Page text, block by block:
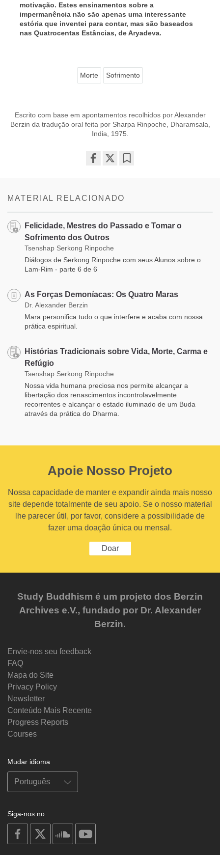
motivação. Estes ensinamentos sobre a
impermanência não são apenas uma interessante
estória que inventei para contar, mas são baseados
nas Quatrocentas Estâncias, de Aryadeva.
Morte Sofrimento
Escrito com base em apontamentos recolhidos por Alexander
Berzin da tradução oral feita por Sharpa Rinpoche, Dharamsala,
India, 1975.
MATERIAL RELACIONADO
Felicidade, Mestres do Passado e Tomar o
Sofrimento dos Outros
Tsenshap Serkong Rinpoche
Diálogos de Serkong Rinpoche com seus Alunos sobre o
Lam-Rim - parte 6 de 6
As Forças Demoníacas: Os Quatro Maras
Dr. Alexander Berzin
Mara personifica tudo o que interfere e acaba com nossa
prática espiritual.
Histórias Tradicionais sobre Vida, Morte, Carma e
Refúgio
Tsenshap Serkong Rinpoche
Nossa vida humana preciosa nos permite alcançar a
libertação dos renascimentos incontrolavelmente
recorrentes e alcançar o estado iluminado de um Buda
através da prática do Dharma.
Apoie Nosso Projeto
Nossa capacidade de manter e expandir ainda mais nosso
site depende totalmente de seu apoio. Se o nosso material
lhe parecer útil, por favor, considere a possibilidade de
fazer uma doação única ou mensal.
Doar
Study Buddhism é um projeto dos Berzin
Archives e.V., fundado por Dr. Alexander
Berzin.
Envie-nos seu feedback
FAQ
Mapa do Site
Privacy Policy
Newsletter
Conteúdo Mais Recente
Progress Reports
Courses
Mudar idioma
Siga-nos no
on
facebook
soundcloud